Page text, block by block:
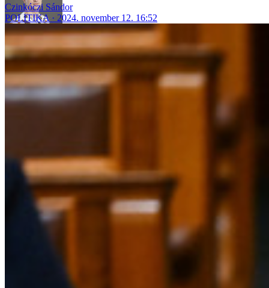
Czinkóczi Sándor
POLITIKA
2024. november 12. 16:52